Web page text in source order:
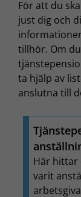
För att du
just dig och
tillhör. Om
ta hjälp av
anslutna till
Här hittar
varit